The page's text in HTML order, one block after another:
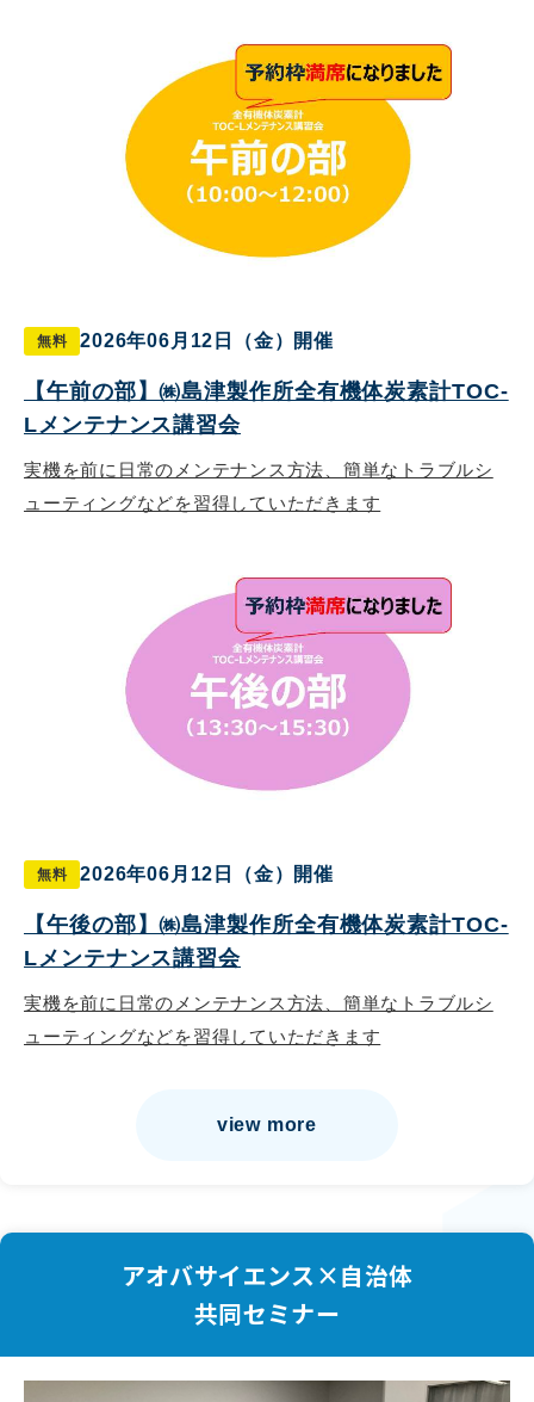
無料 2026年06月12日（金）開催
【午前の部】㈱島津製作所全有機体炭素計TOC-
Lメンテナンス講習会
実機を前に日常のメンテナンス方法、簡単なトラブルシ
ューティングなどを習得していただきます
無料 2026年06月12日（金）開催
【午後の部】㈱島津製作所全有機体炭素計TOC-
Lメンテナンス講習会
実機を前に日常のメンテナンス方法、簡単なトラブルシ
ューティングなどを習得していただきます
view more
アオバサイエンス×自治体
共同セミナー